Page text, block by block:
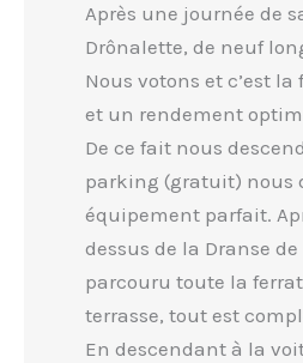
Après une journée de
Drônalette, de neuf
Nous votons et c’est
et un rendement
De ce fait nous
parking (gratuit) nous
équipement parfait.
dessus de la Dranse
parcouru toute la
terrasse, tout est
En descendant à la